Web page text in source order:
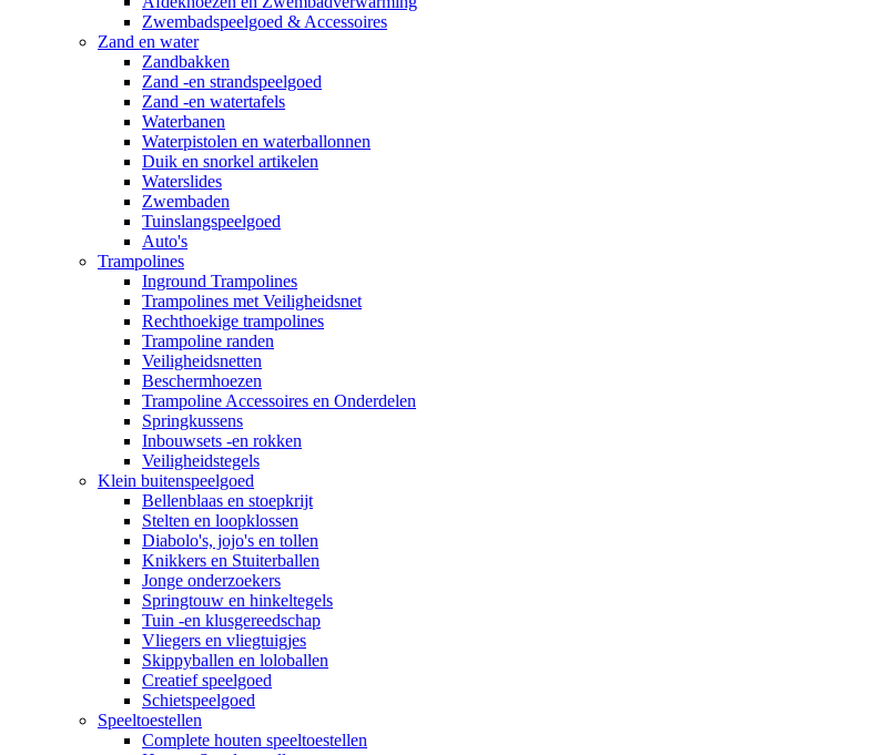
Zwembadspeelgoed & Accessoires
Zand en water
Zandbakken
Zand -en strandspeelgoed
Zand -en watertafels
Waterbanen
Waterpistolen en waterballonnen
Duik en snorkel artikelen
Waterslides
Zwembaden
Tuinslangspeelgoed
Auto's
Trampolines
Inground Trampolines
Trampolines met Veiligheidsnet
Rechthoekige trampolines
Trampoline randen
Veiligheidsnetten
Beschermhoezen
Trampoline Accessoires en Onderdelen
Springkussens
Inbouwsets -en rokken
Veiligheidstegels
Klein buitenspeelgoed
Bellenblaas en stoepkrijt
Stelten en loopklossen
Diabolo's, jojo's en tollen
Knikkers en Stuiterballen
Jonge onderzoekers
Springtouw en hinkeltegels
Tuin -en klusgereedschap
Vliegers en vliegtuigjes
Skippyballen en loloballen
Creatief speelgoed
Schietspeelgoed
Speeltoestellen
Complete houten speeltoestellen